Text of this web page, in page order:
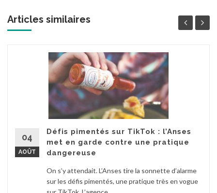
Articles similaires
04
AOÛT
Défis pimentés sur TikTok : l’Anses
met en garde contre une pratique
dangereuse
On s’y attendait. L’Anses tire la sonnette d’alarme
sur les défis pimentés, une pratique très en vogue